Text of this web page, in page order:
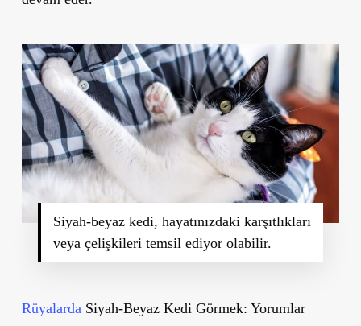
Siyah-beyaz kedi, hayatınızdaki karşıtlıkları
veya çelişkileri temsil ediyor olabilir.
Rüyalarda Siyah-Beyaz Kedi Görmek: Yorumlar